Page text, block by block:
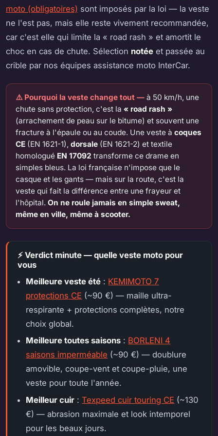
moto (obligatoires) sont imposés par la loi — la veste
ne l'est pas, mais elle reste vivement recommandée,
car c'est elle qui limite la « road rash » et amortit le
choc en cas de chute. Sélection notée et passée au
crible par nos équipes assistance moto InterCar.
⚠️ Pourquoi la veste change tout — à 50 km/h, une
chute sans protection, c'est la« road rash »
(arrachement de peau sur le bitume) et souvent une
fracture à l'épaule ou au coude. Une veste àcoques
CE (EN 1621-1),dorsale (EN 1621-2) et textile
homologué EN 17092 transforme ce drame en
simples bleus. La loi française n'impose que le
casque et les gants — mais sur la route, c'est la
veste qui fait la différence entre une frayeur et
l'hôpital.On ne roule jamais en simple sweat,
même en ville, même à scooter.
⚡ Verdict minute — quelle veste moto pour
vous
Meilleure veste été : KEMIMOTO 7
protections CE (~90 €) — maille ultra-
respirante + protections complètes, notre
choix global.
Meilleure toutes saisons : BORLENI 4
saisons imperméable (~90 €) — doublure
amovible, coupe-vent et coupe-pluie, une
veste pour toute l'année.
Meilleur cuir :Texpeed cuir touring CE (~130
€) — abrasion maximale et look intemporel
pour les beaux jours.